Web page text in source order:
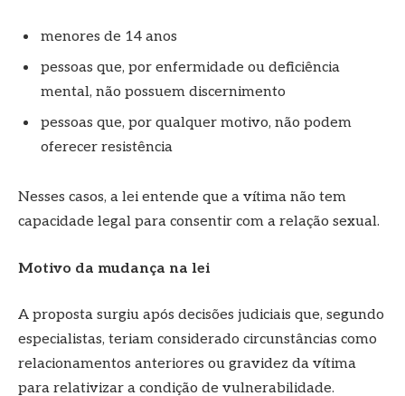
menores de 14 anos
pessoas que, por enfermidade ou deficiência
mental, não possuem discernimento
pessoas que, por qualquer motivo, não podem
oferecer resistência
Nesses casos, a lei entende que a vítima não tem
capacidade legal para consentir com a relação sexual.
Motivo da mudança na lei
A proposta surgiu após decisões judiciais que, segundo
especialistas, teriam considerado circunstâncias como
relacionamentos anteriores ou gravidez da vítima
para relativizar a condição de vulnerabilidade.